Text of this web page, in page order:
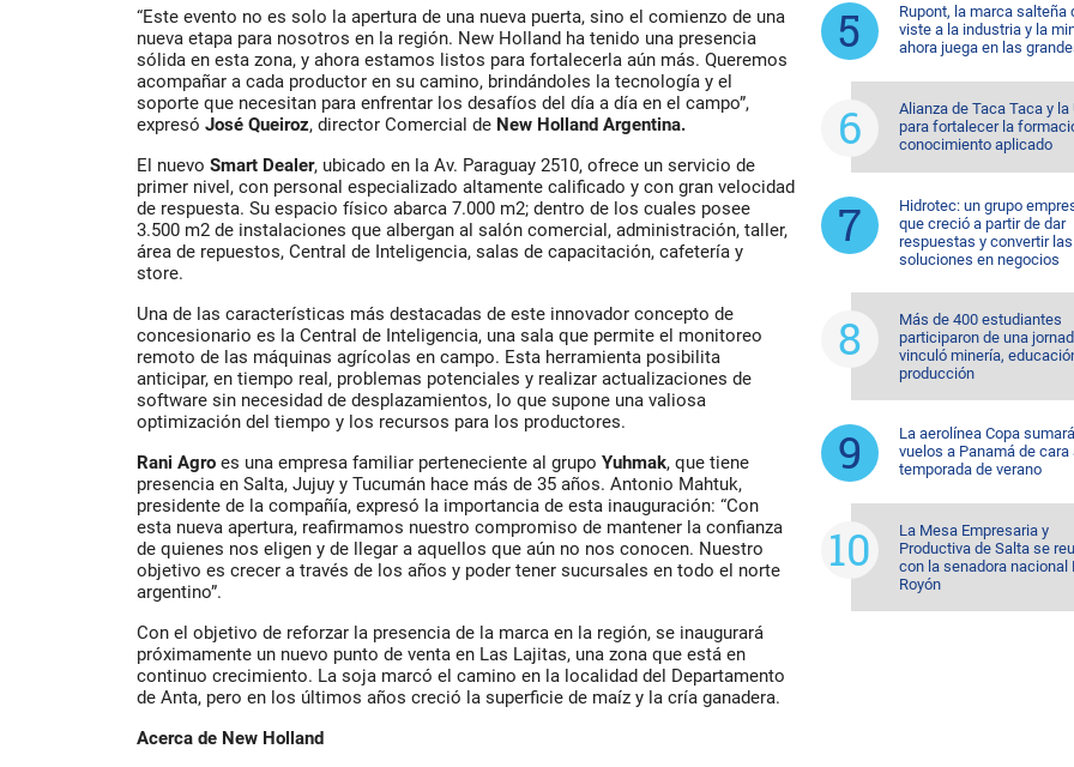
“Este evento no es solo la apertura de una nueva puerta, sino el comienzo de una
nueva etapa para nosotros en la región. New Holland ha tenido una presencia
sólida en esta zona, y ahora estamos listos para fortalecerla aún más. Queremos
acompañar a cada productor en su camino, brindándoles la tecnología y el
soporte que necesitan para enfrentar los desafíos del día a día en el campo”,
expresó José Queiroz, director Comercial de New Holland Argentina.
El nuevo Smart Dealer, ubicado en la Av. Paraguay 2510, ofrece un servicio de
primer nivel, con personal especializado altamente calificado y con gran velocidad
de respuesta. Su espacio físico abarca 7.000 m2; dentro de los cuales posee
3.500 m2 de instalaciones que albergan al salón comercial, administración, taller,
área de repuestos, Central de Inteligencia, salas de capacitación, cafetería y
store.
Una de las características más destacadas de este innovador concepto de
concesionario es la Central de Inteligencia, una sala que permite el monitoreo
remoto de las máquinas agrícolas en campo. Esta herramienta posibilita
anticipar, en tiempo real, problemas potenciales y realizar actualizaciones de
software sin necesidad de desplazamientos, lo que supone una valiosa
optimización del tiempo y los recursos para los productores.
Rani Agro es una empresa familiar perteneciente al grupo Yuhmak, que tiene
presencia en Salta, Jujuy y Tucumán hace más de 35 años. Antonio Mahtuk,
presidente de la compañía, expresó la importancia de esta inauguración: “Con
esta nueva apertura, reafirmamos nuestro compromiso de mantener la confianza
de quienes nos eligen y de llegar a aquellos que aún no nos conocen. Nuestro
objetivo es crecer a través de los años y poder tener sucursales en todo el norte
argentino”.
Con el objetivo de reforzar la presencia de la marca en la región, se inaugurará
próximamente un nuevo punto de venta en Las Lajitas, una zona que está en
continuo crecimiento. La soja marcó el camino en la localidad del Departamento
de Anta, pero en los últimos años creció la superficie de maíz y la cría ganadera.
Acerca de New Holland
Rupont, la marca salteña
viste a la industria y la
ahora juega en las
Alianza de Taca Taca y la
para fortalecer la
conocimiento aplicado
Hidrotec: un grupo
que creció a partir de dar
respuestas y convertir las
soluciones en negocios
Más de 400 estudiantes
participaron de una
vinculó minería,
producción
La aerolínea Copa sumará
vuelos a Panamá de cara
temporada de verano
La Mesa Empresaria y
Productiva de Salta se
con la senadora nacional
Royón